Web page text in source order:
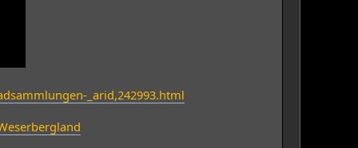
_arid,242993.html